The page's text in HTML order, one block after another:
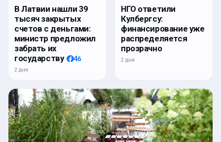
В Латвии нашли 39
тысяч закрытых
счетов с деньгами:
министр предложил
забрать их
государству
46
2 дня
НГО ответили
Кулбергсу:
финансирование уже
распределяется
прозрачно
2 дня